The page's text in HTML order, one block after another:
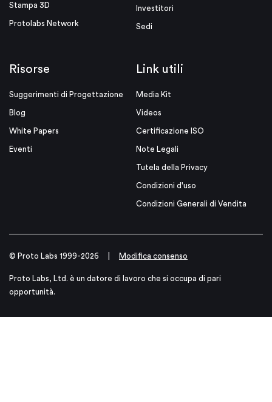
Stampa 3D
Protolabs Network
Investitori
Sedi
Risorse
Suggerimenti di Progettazione
Blog
White Papers
Eventi
Link utili
Media Kit
Videos
Certificazione ISO
Note Legali
Tutela della Privacy
Condizioni d'uso
Condizioni Generali di Vendita
© Proto Labs 1999-2026 Modifica consenso
Proto Labs, Ltd. è un datore di lavoro che si occupa di pari
opportunità.